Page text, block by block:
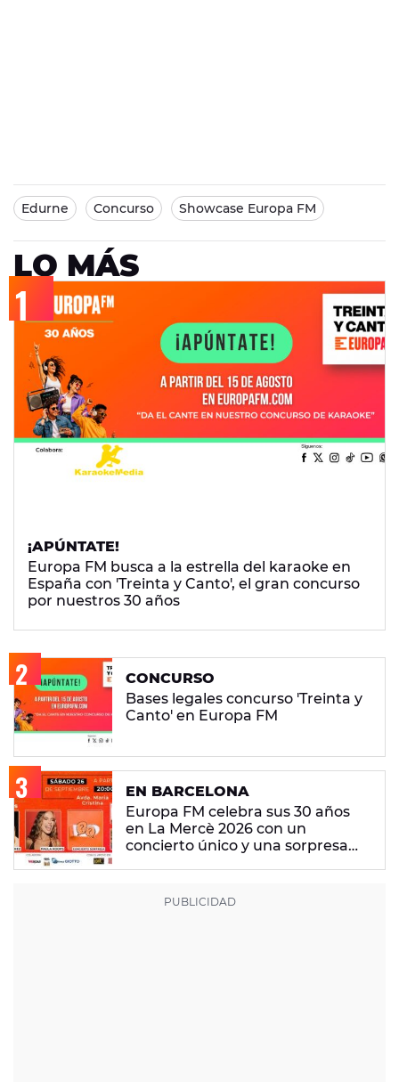
Edurne Concurso Showcase Europa FM
LO MÁS
¡APÚNTATE!
Europa FM busca a la estrella del karaoke en
España con 'Treinta y Canto', el gran concurso
por nuestros 30 años
CONCURSO
Bases legales concurso 'Treinta y
Canto' en Europa FM
EN BARCELONA
Europa FM celebra sus 30 años
en La Mercè 2026 con un
concierto único y una sorpresa